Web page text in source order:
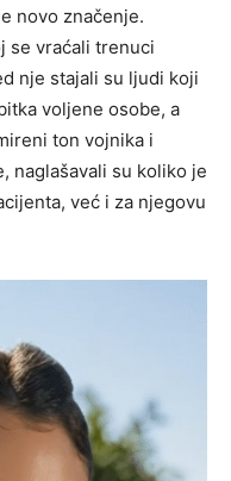
novo značenje.
se vraćali trenuci
nje stajali su ljudi koji
voljene osobe, a
ton vojnika i
naglašavali su koliko je
već i za njegovu